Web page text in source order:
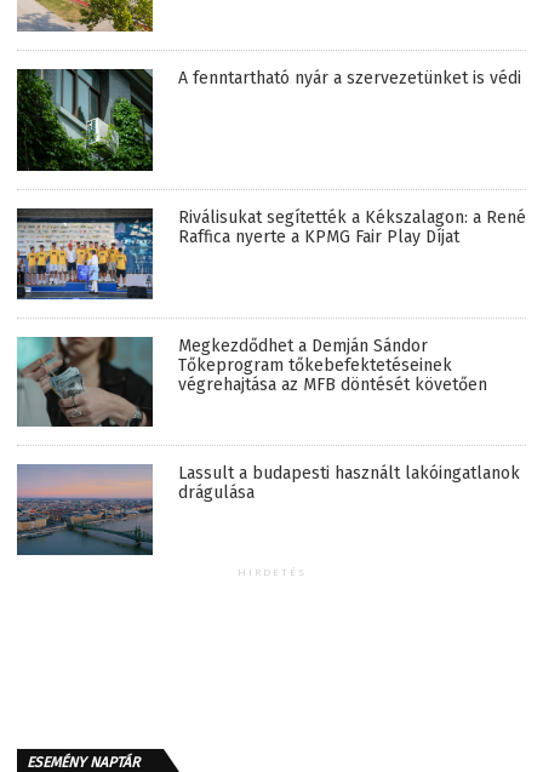
A fenntartható nyár a szervezetünket is védi
Riválisukat segítették a Kékszalagon: a René
Raffica nyerte a KPMG Fair Play Díjat
Megkezdődhet a Demján Sándor
Tőkeprogram tőkebefektetéseinek
végrehajtása az MFB döntését követően
Lassult a budapesti használt lakóingatlanok
drágulása
HIRDETÉS
ESEMÉNY NAPTÁR